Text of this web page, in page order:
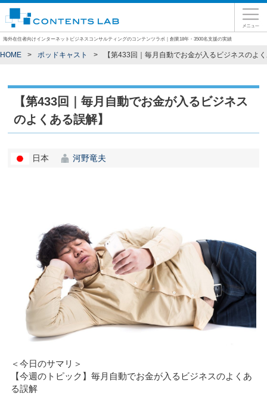
海外在住者向けインターネットビジネスコンサルティングのコンテンツラボ｜創業18年・3500名支援の実績
HOME ポッドキャスト 【第433回｜毎月自動でお金が入るビジネスのよ
【第433回｜毎月自動でお金が入るビジネス
のよくある誤解】
日本 河野竜夫
＜今日のサマリ＞
【今週のトピック】毎月自動でお金が入るビジネスのよくあ
る誤解